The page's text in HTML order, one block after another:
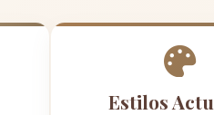
Estilos